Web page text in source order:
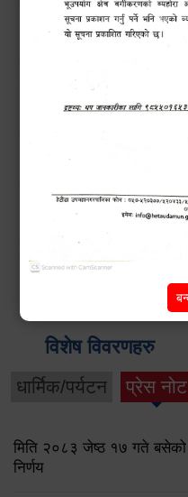
मनसुनजन्य विपद्‍बाट सतर्कता
बिन प्रयोगकर्ताहरुको लागि
डेंगु नियन्त्रणका लागि चार
उपमहानगरपालिका
विशेष विवरणहरु
धार्मिक/पर्यटन प्रेस नोट
मिति २०८३ जेष्ठ १७ गते
निर्णय